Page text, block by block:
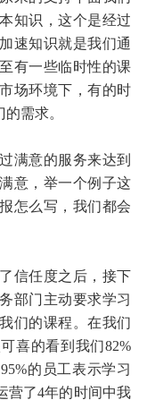
知识，这个是经过
速知识就是我们通
有一些临时性的课
场环境下，有的时
需求。
意的服务来达到
意，举一个例子这
怎么写，我们都会
信任度之后，接下
部门主动要求学习
们的课程。在我们
喜的看到我们82%
的员工表示学习
营了4年的时间中我